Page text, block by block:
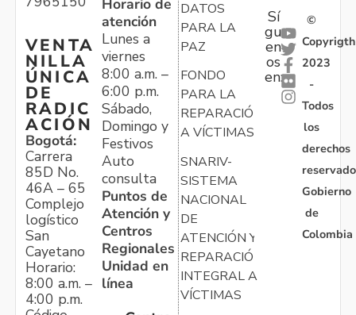
VENTA
NILLA
ÚNICA
DE
RADIC
ACIÓN
Bogotá:
Carrera
85D No.
46A – 65
Complejo
logístico
San
Cayetano
Horario:
8:00 a.m. –
4:00 p.m.
atención
Lunes a
viernes
8:00 a.m. –
6:00 p.m.
Sábado,
Domingo y
Festivos
Auto
consulta
Puntos de
Atención y
Centros
Regionales
Unidad en
línea
DATOS
PARA LA
PAZ
FONDO
PARA LA
REPARACIÓN
A VÍCTIMAS
SNARIV-
SISTEMA
NACIONAL
DE
ATENCIÓN Y
REPARACIÓN
INTEGRAL A
VÍCTIMAS
Sí
gu
en
os
en:
©
Copyrigth
2023
-
Todos
los
derechos
Gobierno
de
Colombia